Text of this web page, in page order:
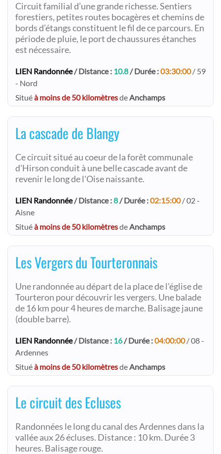
Circuit familial d’une grande richesse. Sentiers
forestiers, petites routes bocagères et chemins de
bords d’étangs constituent le fil de ce parcours. En
période de pluie, le port de chaussures étanches
est nécessaire.
LIEN Randonnée/ Distance : 10.8/ Durée :03:30:00/ 59
- Nord
Situéà moins de 50 kilomètresdeAnchamps
La cascade de Blangy
Ce circuit situé au coeur de la forêt communale
d'Hirson conduit à une belle cascade avant de
revenir le long de l'Oise naissante.
LIEN Randonnée/ Distance :8/ Durée :02:15:00/ 02 -
Aisne
Situéà moins de 50 kilomètresdeAnchamps
Les Vergers du Tourteronnais
Une randonnée au départ de la place de l'église de
Tourteron pour découvrir les vergers. Une balade
de 16 km pour 4 heures de marche. Balisage jaune
(double barre).
LIEN Randonnée/ Distance : 16/ Durée :04:00:00/ 08 -
Ardennes
Situéà moins de 50 kilomètresdeAnchamps
Le circuit des Ecluses
Randonnées le long du canal des Ardennes dans la
vallée aux 26 écluses. Distance : 10 km. Durée 3
heures. Balisage rouge.